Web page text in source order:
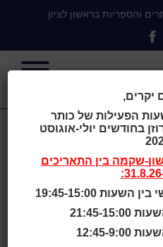
והספריות בראשון לציון
Saint-
יקרים,
הפעילות של כותר
בחודשים יולי-אוגוסט
שקמה בין התאריכים
19:45-15:00
15:00
9:00